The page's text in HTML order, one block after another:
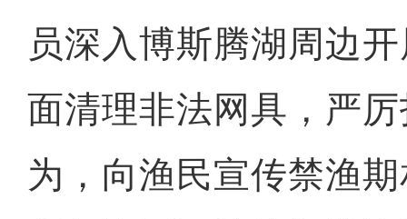
员深入博斯腾湖周边
面清理非法网具，严
为，向渔民宣传禁渔